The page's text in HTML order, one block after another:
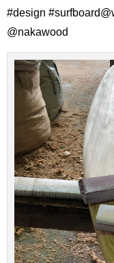
#design
@nakawood